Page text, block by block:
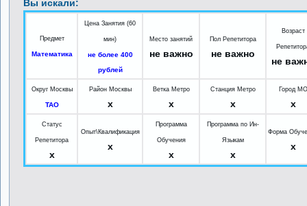
Вы искали:
Предмет
Математика
Цена Занятия (60
мин)
не более 400
рублей
Место занятий
не важно
Пол Репетитора
не важно
Возраст
не
Округ Москвы
ТАО
Район Москвы
x
Ветка Метро
x
Станция Метро
x
Город МО
x
Статус
Репетитора
x
Опыт\Квалификация
x
Программа
Обучения
x
Программа по Ин-
Языкам
x
Форма
x